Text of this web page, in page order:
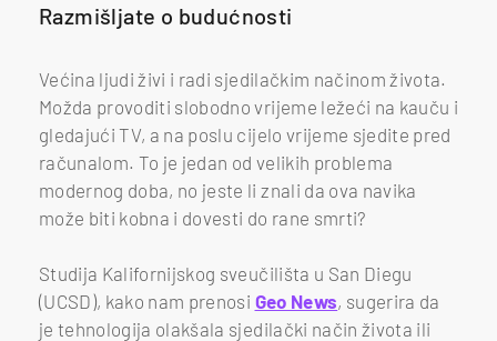
Razmišljate o budućnosti
Većina ljudi živi i radi sjedilačkim načinom života.
Možda provoditi slobodno vrijeme ležeći na kauču i
gledajući TV, a na poslu cijelo vrijeme sjedite pred
računalom. To je jedan od velikih problema
modernog doba, no jeste li znali da ova navika
može biti kobna i dovesti do rane smrti?
Studija Kalifornijskog sveučilišta u San Diegu
(UCSD), kako nam prenosi Geo News, sugerira da
je tehnologija olakšala sjedilački način života ili